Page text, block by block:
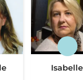
Isabelle